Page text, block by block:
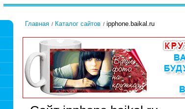
Главная Каталог сайтов ipphone.baikal.ru